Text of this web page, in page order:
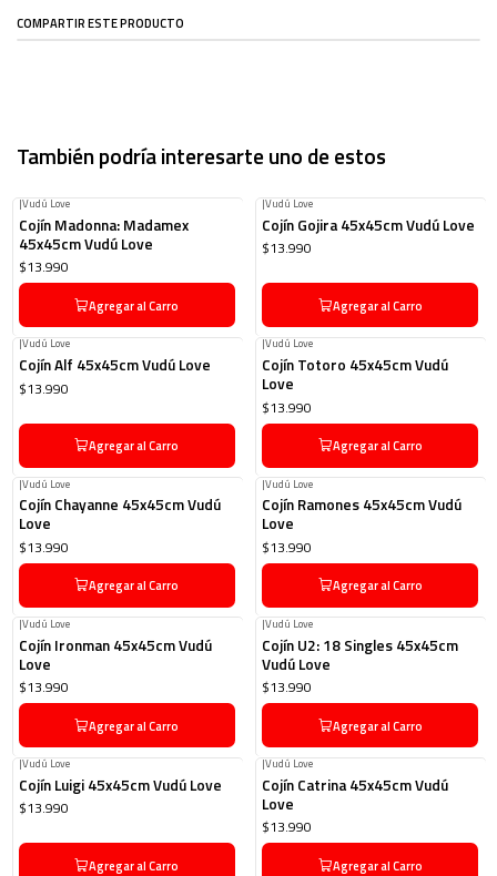
COMPARTIR ESTE PRODUCTO
También podría interesarte uno de estos
|Vudú Love
Cojín Madonna: Madamex
45x45cm Vudú Love
$13.990
Agregar al Carro
|Vudú Love
Cojín Gojira 45x45cm Vudú Love
$13.990
Agregar al Carro
|Vudú Love
Cojín Alf 45x45cm Vudú Love
$13.990
Agregar al Carro
|Vudú Love
Cojín Totoro 45x45cm Vudú
Love
$13.990
Agregar al Carro
|Vudú Love
Cojín Chayanne 45x45cm Vudú
Love
$13.990
Agregar al Carro
|Vudú Love
Cojín Ramones 45x45cm Vudú
Love
$13.990
Agregar al Carro
|Vudú Love
Cojín Ironman 45x45cm Vudú
Love
$13.990
Agregar al Carro
|Vudú Love
Cojín U2: 18 Singles 45x45cm
Vudú Love
$13.990
Agregar al Carro
|Vudú Love
Cojín Luigi 45x45cm Vudú Love
$13.990
Agregar al Carro
|Vudú Love
Cojín Catrina 45x45cm Vudú
Love
$13.990
Agregar al Carro